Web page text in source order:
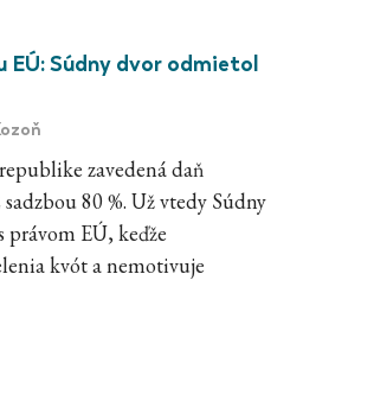
Súdny dvor odmietol
zavedená daň
80 %. Už vtedy Súdny
právom EÚ, keďže
kvót a nemotivuje